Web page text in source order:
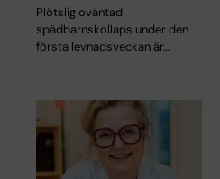
Plötslig oväntad
spädbarnskollaps under den
första levnadsveckan är…